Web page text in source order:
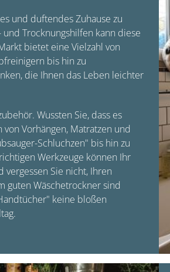
und duftendes Zuhause zu
Trocknungshilfen kann diese
bietet eine Vielzahl von
bis hin zu
die Ihnen das Leben leichter
Wussten Sie, dass es
Vorhängen, Matratzen und
Schluchzen" bis hin zu
Werkzeuge können Ihr
Sie nicht, Ihren
guten Wäschetrockner sind
keine bloßen